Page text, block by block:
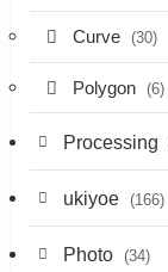
Curve (30)
Polygon (6)
Processing
ukiyoe (166)
Photo (34)